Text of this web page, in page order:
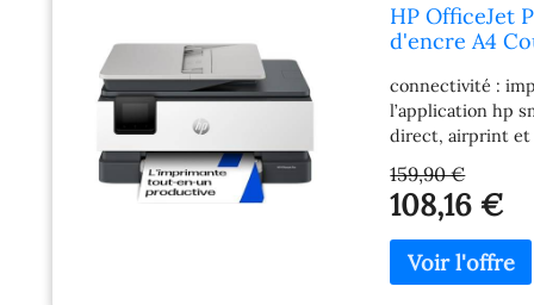
HP OfficeJet
d'encre A4
connectivité :
l’application hp
direct, airprint et
noir et blanc, 10
dpi, sur papier
enveloppes,
compte hp, une
cartouches
pour fonctionner
159,90 €
108,16 €